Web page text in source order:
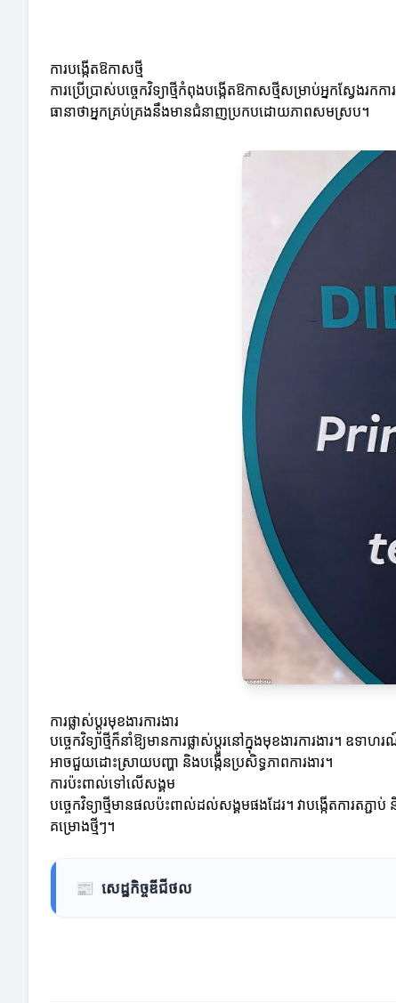
ការបង្កើតឱកាសថ្មី
ការប្រើប្រាស់បច្ចេកវិទ្យាថ្មីកំពុងបង្កើតឱកាសថ្មីសម្រាប់អ្នកស្វែង
ធានាថាអ្នកគ្រប់គ្រងនឹងមានជំនាញប្រកបដោយភាពសមស្រប។
ការផ្លាស់ប្តូរមុខងារការងារ
បច្ចេកវិទ្យាថ្មីក៏នាំឱ្យមានការផ្លាស់ប្តូរ​នៅក្នុងមុខងារការងារ។ ឧ
អាចជួយដោះស្រាយបញ្ហា និងបង្កើនប្រសិទ្ធភាពការងារ។
ការប៉ះពាល់ទៅលើសង្គម
បច្ចេកវិទ្យាថ្មីមានផលប៉ះពាល់ដល់សង្គមផងដែរ។ វាបង្កើតការតភ្ជ
គម្រោងថ្មីៗ។
📰 សេដ្ឋកិច្ចឌីជីថល